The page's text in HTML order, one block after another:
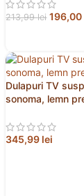
213,99lei 196,00
Dulapuri TV
sonoma, lemn
345,99 lei